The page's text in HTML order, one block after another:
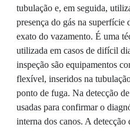
tubulação e, em seguida,
presença do gás na
exato do vazamento. É uma
utilizada em casos de difícil
inspeção são equipamentos
flexível, inseridos na
ponto de fuga. Na detecção
usadas para confirmar o
interna dos canos. A